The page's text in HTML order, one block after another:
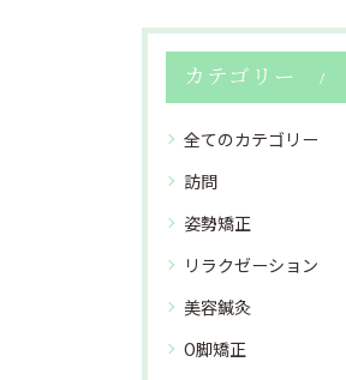
カテゴリー
全てのカテゴリー
訪問
姿勢矯正
リラクゼーション
美容鍼灸
O脚矯正